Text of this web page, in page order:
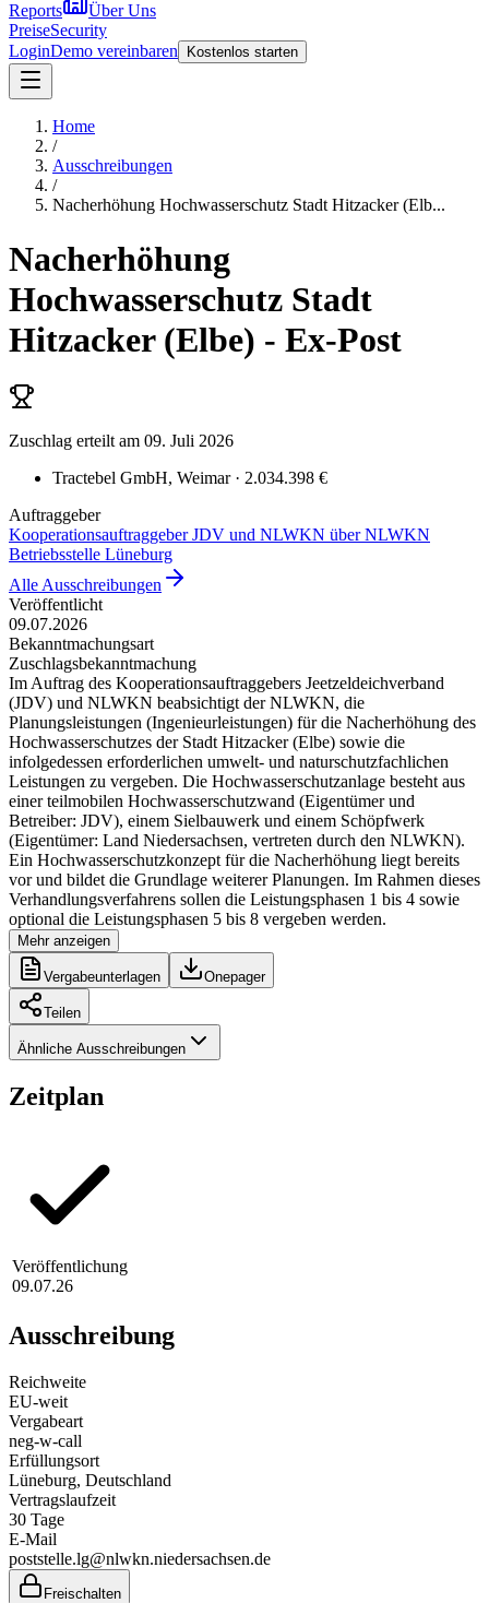
Reports
Über Uns
PreiseSecurity
LoginDemo vereinbaren Kostenlos starten
Home
/
Ausschreibungen
/
Nacherhöhung Hochwasserschutz Stadt Hitzacker (Elb...
Nacherhöhung
Hochwasserschutz Stadt
Hitzacker (Elbe) - Ex-Post
Zuschlag erteilt am 09. Juli 2026
Tractebel GmbH, Weimar· 2.034.398 €
Auftraggeber
Kooperationsauftraggeber JDV und NLWKN über NLWKN
Betriebsstelle Lüneburg
Alle Ausschreibungen
Veröffentlicht
09.07.2026
Bekanntmachungsart
Zuschlagsbekanntmachung
Im Auftrag des Kooperationsauftraggebers Jeetzeldeichverband
(JDV) und NLWKN beabsichtigt der NLWKN, die
Planungsleistungen (Ingenieurleistungen) für die Nacherhöhung des
Hochwasserschutzes der Stadt Hitzacker (Elbe) sowie die
infolgedessen erforderlichen umwelt- und naturschutzfachlichen
Leistungen zu vergeben. Die Hochwasserschutzanlage besteht aus
einer teilmobilen Hochwasserschutzwand (Eigentümer und
Betreiber: JDV), einem Sielbauwerk und einem Schöpfwerk
(Eigentümer: Land Niedersachsen, vertreten durch den NLWKN).
Ein Hochwasserschutzkonzept für die Nacherhöhung liegt bereits
vor und bildet die Grundlage weiterer Planungen. Im Rahmen dieses
Verhandlungsverfahrens sollen die Leistungsphasen 1 bis 4 sowie
optional die Leistungsphasen 5 bis 8 vergeben werden.
Mehr anzeigen
Vergabeunterlagen Onepager
Teilen
Ähnliche Ausschreibungen
Zeitplan
Veröffentlichung
09.07.26
Ausschreibung
Reichweite
EU-weit
Vergabeart
neg-w-call
Erfüllungsort
Lüneburg, Deutschland
Vertragslaufzeit
30 Tage
E-Mail
poststelle.lg@nlwkn.niedersachsen.de
Freischalten